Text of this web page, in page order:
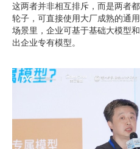
这两者并非相互排斥，而是两者
轮子，可直接使用大厂成熟的通
场景里，企业可基于基础大模型
出企业专有模型。